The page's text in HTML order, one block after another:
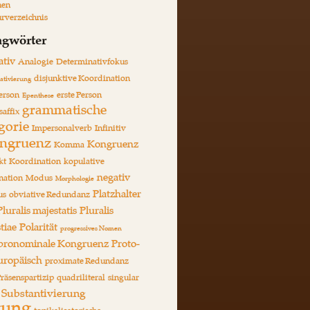
AnalogieDeterminativfokus
disjunktive Koordination
Epentheseerste Person
grammatische
ImpersonalverbInfinitiv
KommaKongruenz
Koordinationkopulative
ModusMorphologienegativ
obviative RedundanzPlatzhalter
majestatisPluralis
Polaritätprogressives Nomen
KongruenzProto-
proximate Redundanz
quadriliteralsingular
Substantivierung